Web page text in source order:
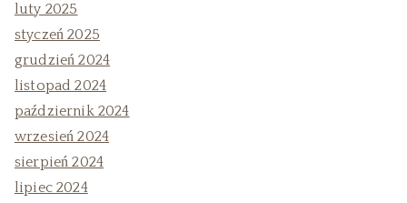
luty 2025
styczeń 2025
grudzień 2024
listopad 2024
październik 2024
wrzesień 2024
sierpień 2024
lipiec 2024